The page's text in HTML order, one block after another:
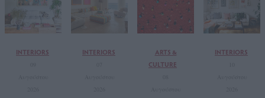
INTERIORS INTERIORS
ARTS &
CULTURE
INTERIORS